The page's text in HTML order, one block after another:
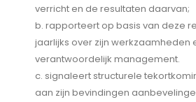
verricht en de resultaten daarvan;
b. rapporteert op basis van deze
jaarlijks over zijn werkzaamheden
verantwoordelijk management.
c. signaleert structurele
aan zijn bevindingen